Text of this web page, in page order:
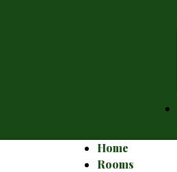
Home
Rooms